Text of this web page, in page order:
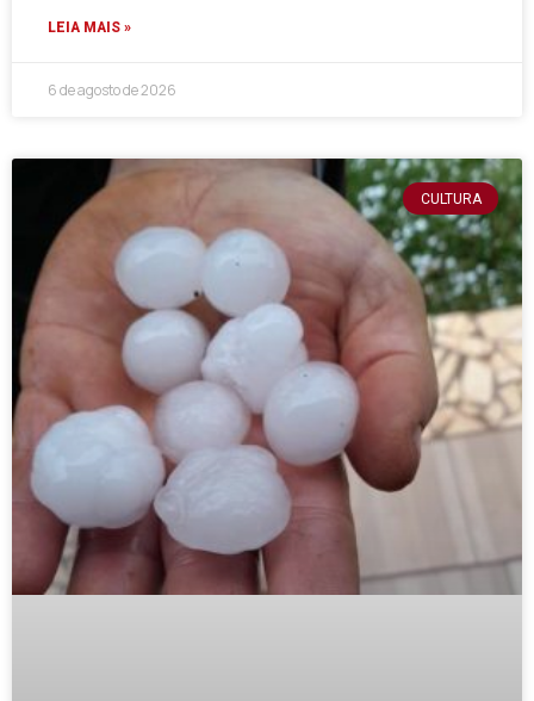
LEIA MAIS »
6 de agosto de 2026
CULTURA